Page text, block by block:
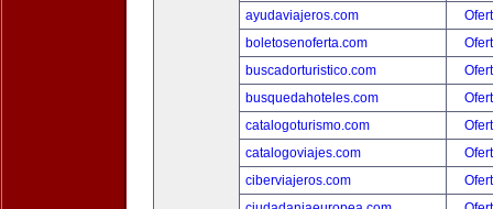
ayudaviajeros.com
boletosenoferta.com
buscadorturistico.com
busquedahoteles.com
catalogoturismo.com
catalogoviajes.com
ciberviajeros.com